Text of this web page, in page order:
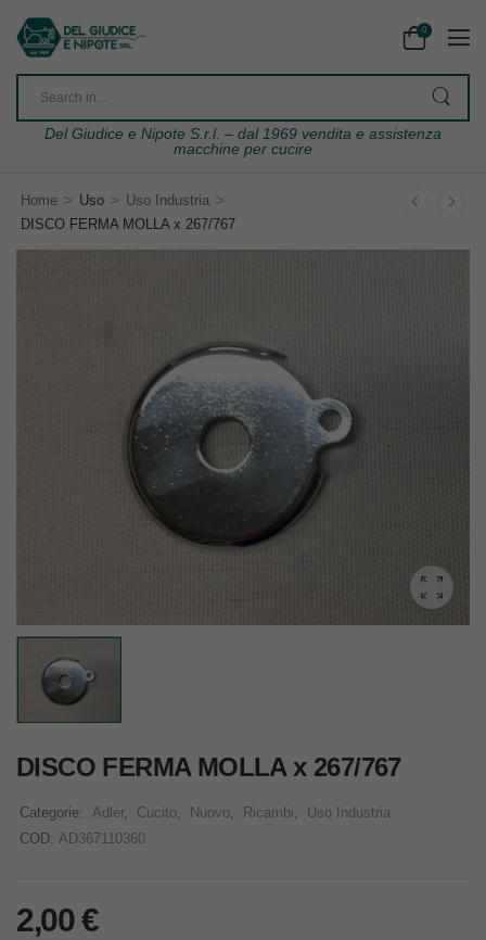
0
Del Giudice e Nipote S.r.l. – dal 1969 vendita e assistenza
macchine per cucire
Home > Uso > Uso Industria >
DISCO FERMA MOLLA x 267/767
DISCO FERMA MOLLA x 267/767
Categorie: Adler, Cucito, Nuovo, Ricambi,
Uso Industria
COD: AD367110360
2,00€